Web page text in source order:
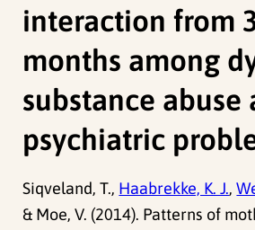
interaction from
months among
substance abuse
psychiatric
Siqveland, T., Haabrekke, K. J.,
& Moe, V. (2014). Patterns of